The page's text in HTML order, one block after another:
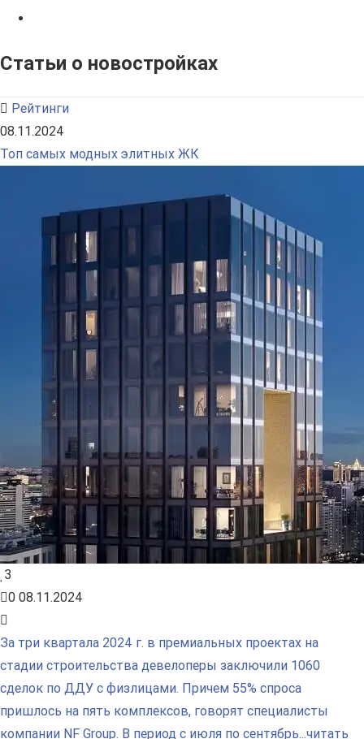
Статьи о новостройках
Рейтинги
08.11.2024
Топ самых модных элитных ЖК
3
0 08.11.2024
За три квартала 2024 г. в премиальных проектах на
стадии строительства девелоперы заключили 1060
сделок по ДДУ с физлицами. Причем 55% спроса
пришлось на пять комплексов, говорят специалисты
компании NF Group. В период с июля по сентябрь...читать